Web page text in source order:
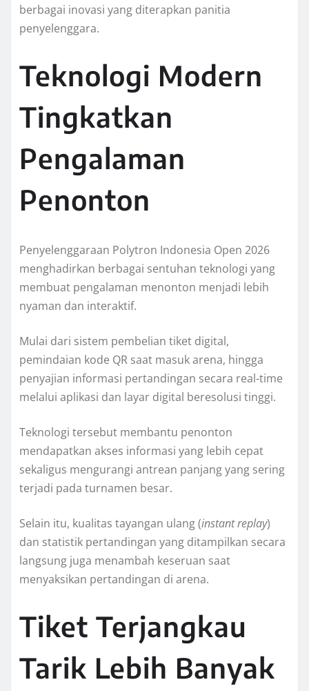
berbagai inovasi yang diterapkan panitia
penyelenggara.
Teknologi Modern
Tingkatkan
Pengalaman
Penonton
Penyelenggaraan Polytron Indonesia Open 2026
menghadirkan berbagai sentuhan teknologi yang
membuat pengalaman menonton menjadi lebih
nyaman dan interaktif.
Mulai dari sistem pembelian tiket digital,
pemindaian kode QR saat masuk arena, hingga
penyajian informasi pertandingan secara real-time
melalui aplikasi dan layar digital beresolusi tinggi.
Teknologi tersebut membantu penonton
mendapatkan akses informasi yang lebih cepat
sekaligus mengurangi antrean panjang yang sering
terjadi pada turnamen besar.
Selain itu, kualitas tayangan ulang (instant replay)
dan statistik pertandingan yang ditampilkan secara
langsung juga menambah keseruan saat
menyaksikan pertandingan di arena.
Tiket Terjangkau
Tarik Lebih Banyak